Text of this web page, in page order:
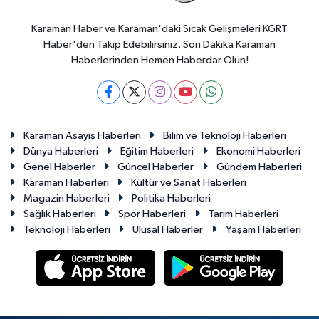
Karaman Haber ve Karaman'daki Sıcak Gelişmeleri KGRT
Haber'den Takip Edebilirsiniz. Son Dakika Karaman
Haberlerinden Hemen Haberdar Olun!
Karaman Asayiş Haberleri
Bilim ve Teknoloji Haberleri
Dünya Haberleri
Eğitim Haberleri
Ekonomi Haberleri
Genel Haberler
Güncel Haberler
Gündem Haberleri
Karaman Haberleri
Kültür ve Sanat Haberleri
Magazin Haberleri
Politika Haberleri
Sağlık Haberleri
Spor Haberleri
Tarım Haberleri
Teknoloji Haberleri
Ulusal Haberler Yaşam Haberleri